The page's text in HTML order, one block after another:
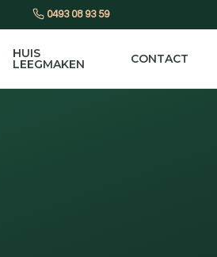
0493 08 93 59
HUIS
LEEGMAKEN CONTACT